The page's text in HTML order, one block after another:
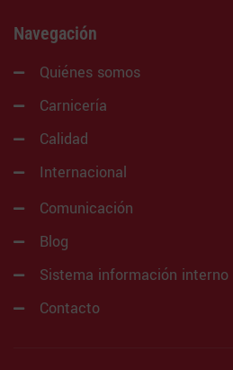
Navegación
Quiénes somos
Carnicería
Calidad
Internacional
Comunicación
Blog
Sistema información interno
Contacto